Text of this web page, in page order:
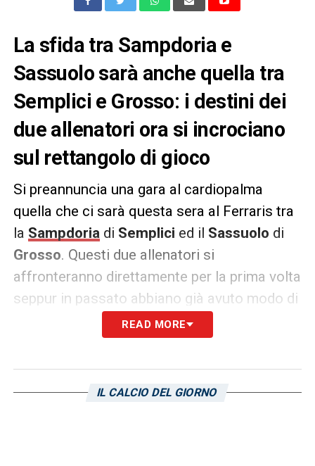
La sfida tra Sampdoria e
Sassuolo sarà anche quella tra
Semplici e Grosso: i destini dei
due allenatori ora si incrociano
sul rettangolo di gioco
Si preannuncia una gara al cardiopalma
quella che ci sarà questa sera al Ferraris tra
la Sampdoriadi Semplici ed il Sassuolo di
Grosso. Questi due allenatori si
affronteranno direttamente per la prima volta
seppur in passato abbiano già avuto modo di
“lottare” per un obiettivo comune.
quale si sedettePirlo .Radrizzani
READ MORE
IL CALCIO DEL GIORNO